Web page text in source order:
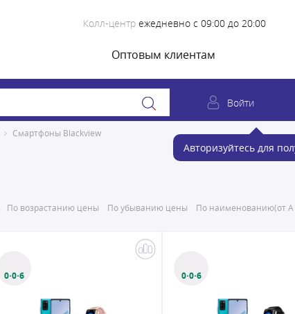
Колл-центр ежедневно с 09:00 до 20:00
Оптовым клиентам
Войти
Авторизуйтесь для
Смартфоны Blackview
По возрастанию цены По убыванию цены По наименованию(от А
0·0·6 0·0·6